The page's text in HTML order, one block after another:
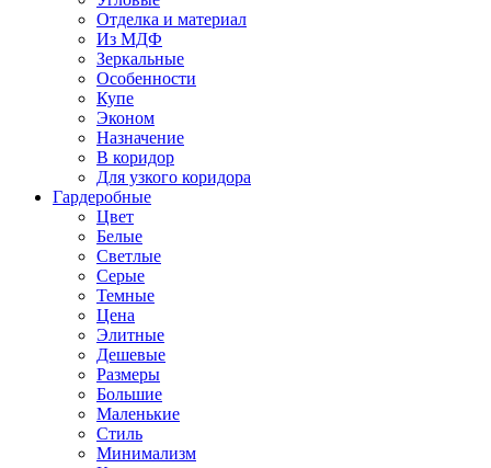
Отделка и материал
Из МДФ
Зеркальные
Особенности
Купе
Эконом
Назначение
В коридор
Для узкого коридора
Гардеробные
Цвет
Белые
Светлые
Серые
Темные
Цена
Элитные
Дешевые
Размеры
Большие
Маленькие
Стиль
Минимализм